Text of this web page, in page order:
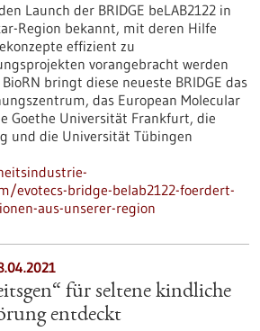
Launch der BRIDGE beLAB2122 in
Region bekannt, mit deren Hilfe
effizient zu
vorangebracht werden
bringt diese neueste BRIDGE das
das European Molecular
Goethe Universität Frankfurt, die
und die Universität Tübingen
evotecs-bridge-belab2122-foerdert-
aus-unserer-region
für seltene kindliche
entdeckt